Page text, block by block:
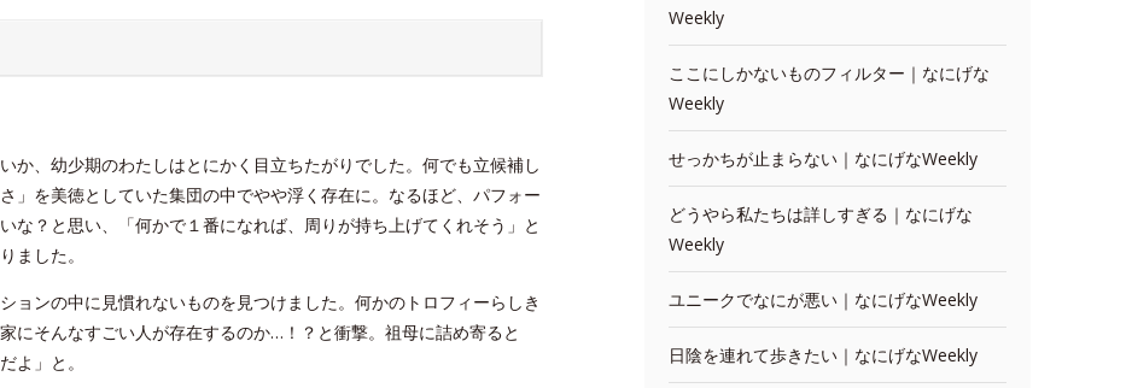
か、幼少期のわたしはとにかく目立ちたがりでした。何でも立候補し
」を美徳としていた集団の中でやや浮く存在に。なるほど、パフォー
な？と思い、「何かで１番になれば、周りが持ち上げてくれそう」と
ました。
ョンの中に見慣れないものを見つけました。何かのトロフィーらしき
にそんなすごい人が存在するのか…！？と衝撃。祖母に詰め寄ると
よ」と。
Weekly
ここにしかないものフィルター｜なにげな
Weekly
せっかちが止まらない｜なにげなWeekly
どうやら私たちは詳しすぎる｜なにげな
Weekly
ユニークでなにが悪い｜なにげなWeekly
日陰を連れて歩きたい｜なにげなWeekly